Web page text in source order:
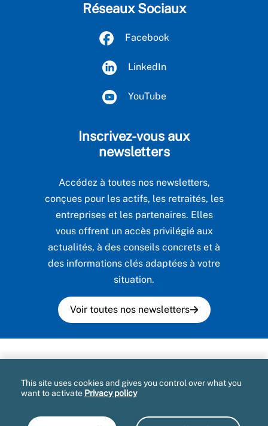
Réseaux Sociaux
Facebook
LinkedIn
YouTube
Inscrivez-vous aux
newsletters
Accédez à toutes nos newsletters,
conçues pour les actifs, les retraités, les
entreprises et les partenaires. Elles
vous offrent un accès privilégié aux
actualités, à des conseils concrets et à
des informations clés adaptées à votre
situation.
Voir toutes nos newsletters
Mentions légales et CGU
This site uses cookies and gives you control over what you
want to activate Privacy policy